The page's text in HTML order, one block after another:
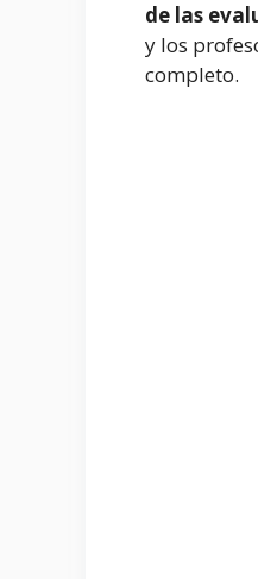
de las
y los
completo.